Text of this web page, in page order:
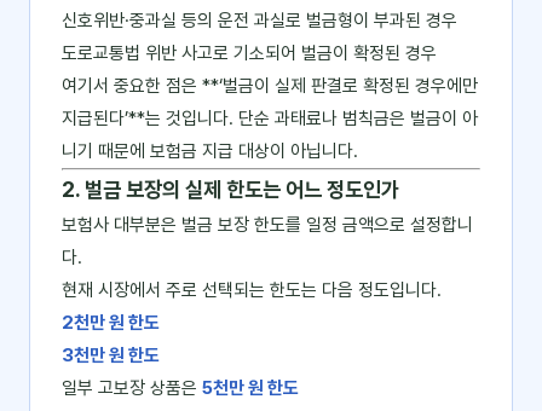
신호위반·중과실 등의 운전 과실로 벌금형이 부과된 경우
도로교통법 위반 사고로 기소되어 벌금이 확정된 경우
여기서 중요한 점은 **‘벌금이 실제 판결로 확정된 경우에만
지급된다’**는 것입니다. 단순 과태료나 범칙금은 벌금이 아
니기 때문에 보험금 지급 대상이 아닙니다.
2. 벌금 보장의 실제 한도는 어느 정도인가
보험사 대부분은 벌금 보장 한도를 일정 금액으로 설정합니
다.
현재 시장에서 주로 선택되는 한도는 다음 정도입니다.
2천만 원 한도
3천만 원 한도
일부 고보장 상품은 5천만 원 한도